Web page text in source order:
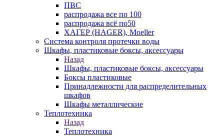
ПВС
распродажа все по 100
распродажа всё по50
ХАГЕР (HAGER), Moeller
Система контроля протечки воды
Шкафы, пластиковые боксы, аксессуары
Назад
Шкафы, пластиковые боксы, аксессуары
Боксы пластиковые
Принадлежности для распределительных
шкафов
Шкафы металлические
Теплотехника
Назад
Теплотехника